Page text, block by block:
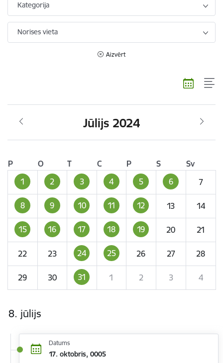
Kategorija
Norises vieta
Aizvērt
Jūlijs 2024
P O T C P S
Sv
1
2 3 4 5 6 7
8 9 10 11 12 13 14
15 16 17 18 19 20 21
22 23 24 25 26 27 28
29 30 31 1 2 3 4
8. jūlijs
Datums
17. oktobris, 0005